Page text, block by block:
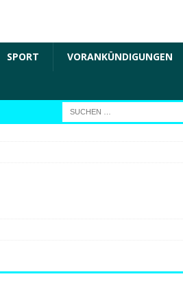
SPORT VORANKÜNDIGUNGEN